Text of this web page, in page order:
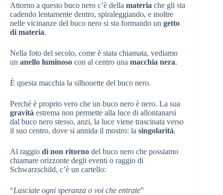
Attorno a questo buco nero c’è della materia che gli sta
cadendo lentamente dentro, spiraleggiando, e inoltre
nelle vicinanze del buco nero si sta formando un getto
di materia.
Nella foto del secolo, come è stata chiamata, vediamo
un anello luminoso con al centro una macchia nera.
È questa macchia la silhouette del buco nero.
Perché è proprio vero che un buco nero è nero. La sua
gravità estrema non permette alla luce di allontanarsi
dal buco nero stesso, anzi, la luce viene trascinata verso
il suo centro, dove si annida il mostro: la singolarità.
Al raggio di non ritorno del buco nero che possiamo
chiamare orizzonte degli eventi o raggio di
Schwarzschild, c’è un cartello:
“Lasciate ogni speranza o voi che entrate”